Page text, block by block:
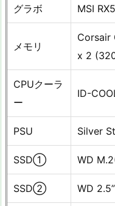
グラボ MSI
メモリ
Corsair
x 2
CPUクーラ
ー
ID-
PSU Silver
SSD① WD
SSD② WD